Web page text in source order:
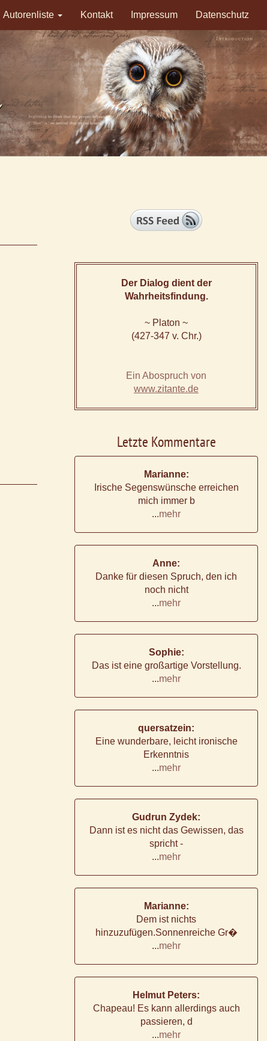
Autorenliste Kontakt Impressum Datenschutz
Der Dialog dient der
Wahrheitsfindung.
~ Platon ~
(427-347 v. Chr.)
Ein Abospruch von
www.zitante.de
Letzte Kommentare
Marianne:
Irische Segenswünsche erreichen
mich immer b
...mehr
Anne:
Danke für diesen Spruch, den ich
noch nicht
...mehr
Sophie:
Das ist eine großartige Vorstellung.
...mehr
quersatzein:
Eine wunderbare, leicht ironische
Erkenntnis
...mehr
Gudrun Zydek:
Dann ist es nicht das Gewissen, das
spricht -
...mehr
Marianne:
Dem ist nichts
hinzuzufügen.Sonnenreiche Gr�
...mehr
Helmut Peters:
Chapeau! Es kann allerdings auch
passieren, d
...mehr